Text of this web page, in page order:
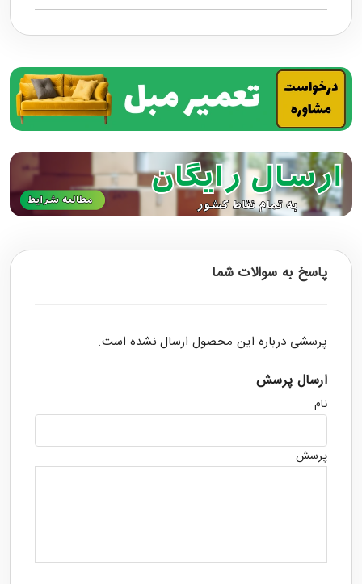
پاسخ به سوالات شما
پرسشی درباره این محصول ارسال نشده است.
ارسال پرسش
نام
پرسش